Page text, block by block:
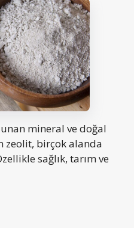
mineral ve doğal
zeolit, birçok alanda
sağlık, tarım ve